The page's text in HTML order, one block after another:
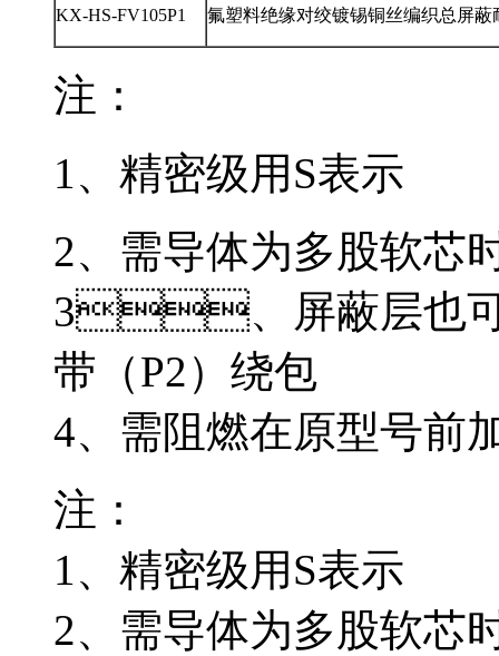
KX-HS-FV105P1 氟塑料绝缘对绞镀锡铜丝编织总屏
注：
1、精密级用S表示
2、需导体为多股软
3、屏蔽层也可
带（P2）绕包
4、需阻燃在原型号前
注：
1、精密级用S表示
2、需导体为多股软